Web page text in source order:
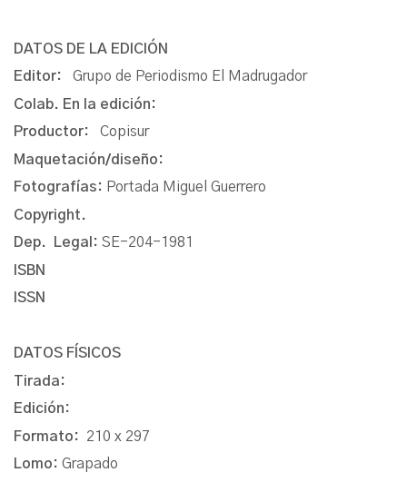
DATOS DE LA EDICIÓN
Editor: Grupo de Periodismo El Madrugador
Colab. En la edición:
Productor: Copisur
Maquetación/diseño:
Fotografías: Portada Miguel Guerrero
Copyright.
Dep. Legal: SE-204-1981
ISBN
ISSN
DATOS FÍSICOS
Tirada:
Edición:
Formato: 210 x 297
Lomo: Grapado